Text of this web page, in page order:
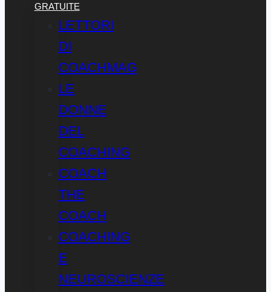
GRATUITE
LETTORI
DI
COACHMAG
LE
DONNE
DEL
COACHING
COACH
THE
COACH
COACHING
E
NEUROSCIENZE